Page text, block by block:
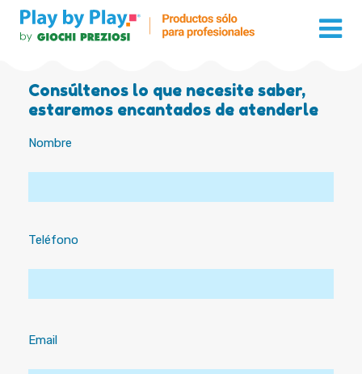
Consúltenos lo que necesite saber,
estaremos encantados de atenderle
Nombre
Teléfono
Email